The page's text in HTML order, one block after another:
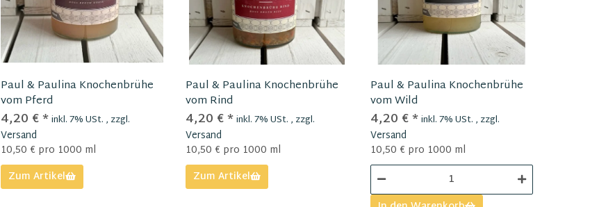
Paul & Paulina Knochenbrühe
vom Pferd
4,20 €*inkl. 7% USt. , zzgl.
Versand
10,50 € pro 1000 ml
Zum Artikel
Paul & Paulina Knochenbrühe
vom Rind
4,20 €*inkl. 7% USt. , zzgl.
Versand
10,50 € pro 1000 ml
Zum Artikel
Paul & Paulina Knochenbrühe
vom Wild
4,20 €*inkl. 7% USt. , zzgl.
Versand
10,50 € pro 1000 ml